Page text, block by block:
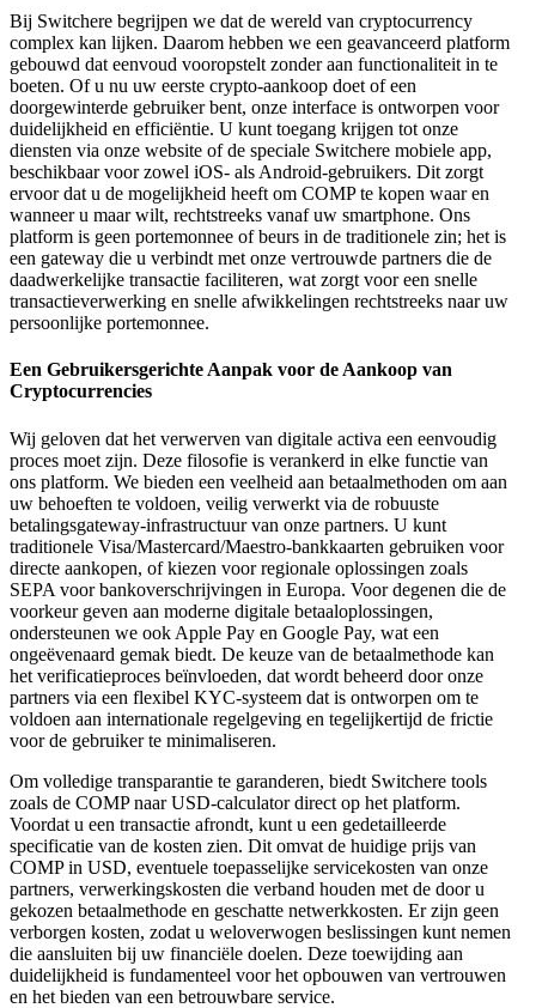
Bij Switchere begrijpen we dat de wereld van cryptocurrency
complex kan lijken. Daarom hebben we een geavanceerd platform
gebouwd dat eenvoud vooropstelt zonder aan functionaliteit in te
boeten. Of u nu uw eerste crypto-aankoop doet of een
doorgewinterde gebruiker bent, onze interface is ontworpen voor
duidelijkheid en efficiëntie. U kunt toegang krijgen tot onze
diensten via onze website of de speciale Switchere mobiele app,
beschikbaar voor zowel iOS- als Android-gebruikers. Dit zorgt
ervoor dat u de mogelijkheid heeft om COMP te kopen waar en
wanneer u maar wilt, rechtstreeks vanaf uw smartphone. Ons
platform is geen portemonnee of beurs in de traditionele zin; het is
een gateway die u verbindt met onze vertrouwde partners die de
daadwerkelijke transactie faciliteren, wat zorgt voor een snelle
transactieverwerking en snelle afwikkelingen rechtstreeks naar uw
persoonlijke portemonnee.
Een Gebruikersgerichte Aanpak voor de Aankoop van
Cryptocurrencies
Wij geloven dat het verwerven van digitale activa een eenvoudig
proces moet zijn. Deze filosofie is verankerd in elke functie van
ons platform. We bieden een veelheid aan betaalmethoden om aan
uw behoeften te voldoen, veilig verwerkt via de robuuste
betalingsgateway-infrastructuur van onze partners. U kunt
traditionele Visa/Mastercard/Maestro-bankkaarten gebruiken voor
directe aankopen, of kiezen voor regionale oplossingen zoals
SEPA voor bankoverschrijvingen in Europa. Voor degenen die de
voorkeur geven aan moderne digitale betaaloplossingen,
ondersteunen we ook Apple Pay en Google Pay, wat een
ongeëvenaard gemak biedt. De keuze van de betaalmethode kan
het verificatieproces beïnvloeden, dat wordt beheerd door onze
partners via een flexibel KYC-systeem dat is ontworpen om te
voldoen aan internationale regelgeving en tegelijkertijd de frictie
voor de gebruiker te minimaliseren.
Om volledige transparantie te garanderen, biedt Switchere tools
zoals de COMP naar USD-calculator direct op het platform.
Voordat u een transactie afrondt, kunt u een gedetailleerde
specificatie van de kosten zien. Dit omvat de huidige prijs van
COMP in USD, eventuele toepasselijke servicekosten van onze
partners, verwerkingskosten die verband houden met de door u
gekozen betaalmethode en geschatte netwerkkosten. Er zijn geen
verborgen kosten, zodat u weloverwogen beslissingen kunt nemen
die aansluiten bij uw financiële doelen. Deze toewijding aan
duidelijkheid is fundamenteel voor het opbouwen van vertrouwen
en het bieden van een betrouwbare service.